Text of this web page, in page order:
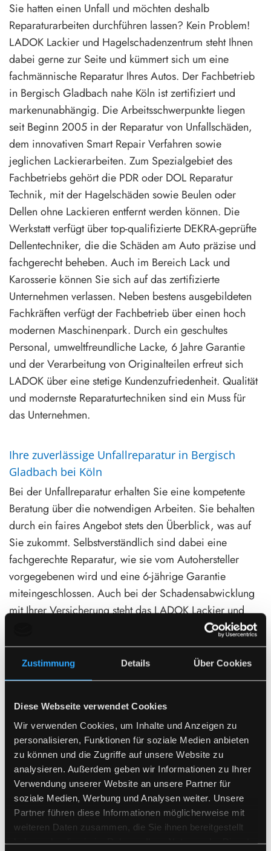
Zustimmung Details Über Cookies
Diese Webseite verwendet Cookies
Wir verwenden Cookies, um Inhalte und Anzeigen zu
personalisieren, Funktionen für soziale Medien anbieten
zu können und die Zugriffe auf unsere Website zu
analysieren. Außerdem geben wir Informationen zu Ihrer
Verwendung unserer Website an unsere Partner für
soziale Medien, Werbung und Analysen weiter. Unsere
Partner führen diese Informationen möglicherweise mit
weiteren Daten zusammen, die Sie ihnen bereitgestellt
Sie hatten einen Unfall und möchten deshalb
Reparaturarbeiten durchführen lassen? Kein Problem!
LADOK Lackier und Hagelschadenzentrum steht Ihnen
dabei gerne zur Seite und kümmert sich um eine
fachmännische Reparatur Ihres Autos. Der Fachbetrieb
in Bergisch Gladbach nahe Köln ist zertifiziert und
markenunabhängig. Die Arbeitsschwerpunkte liegen
seit Beginn 2005 in der Reparatur von Unfallschäden,
dem innovativen Smart Repair Verfahren sowie
jeglichen Lackierarbeiten. Zum Spezialgebiet des
Fachbetriebs gehört die PDR oder DOL Reparatur
Technik, mit der Hagelschäden sowie Beulen oder
Dellen ohne Lackieren entfernt werden können. Die
Werkstatt verfügt über top-qualifizierte DEKRA-geprüfte
Dellentechniker, die die Schäden am Auto präzise und
fachgerecht beheben. Auch im Bereich Lack und
Karosserie können Sie sich auf das zertifizierte
Unternehmen verlassen. Neben bestens ausgebildeten
Fachkräften verfügt der Fachbetrieb über einen hoch
modernen Maschinenpark. Durch ein geschultes
Personal, umweltfreundliche Lacke, 6 Jahre Garantie
und der Verarbeitung von Originalteilen erfreut sich
LADOK über eine stetige Kundenzufriedenheit. Qualität
und modernste Reparaturtechniken sind ein Muss für
das Unternehmen.
Ihre zuverlässige Unfallreparatur in Bergisch
Gladbach bei Köln
Bei der Unfallreparatur erhalten Sie eine kompetente
Beratung über die notwendigen Arbeiten. Sie behalten
durch ein faires Angebot stets den Überblick, was auf
Sie zukommt. Selbstverständlich sind dabei eine
fachgerechte Reparatur, wie sie vom Autohersteller
vorgegebenen wird und eine 6-jährige Garantie
miteingeschlossen. Auch bei der Schadensabwicklung
mit Ihrer Versicherung steht das LADOK Lackier und
Hagelschadenzentrum Ihnen zur Seite. Für die
Reparaturarbeiten verfügt das Unternehmen über eine
eigene Lackiererei und moderne Werkzeuge, mit
denen die Schäden schnell und mit einem Höchstmaß
Weitere Serviceleistungen: Autolackierung & Co.
Neben den Reparaturarbeiten von Hagelschäden oder
kleinen Schönheitsfehlern zählt zu den Leistungen des
Unternehmens auch die Autolackierung. In der
hauseigenen Lackiererei werden alle Arbeiten rund um
den Bereich Lack erledigt. Hierbei kann es sich
beispielsweise um das Lackieren eines kompletten